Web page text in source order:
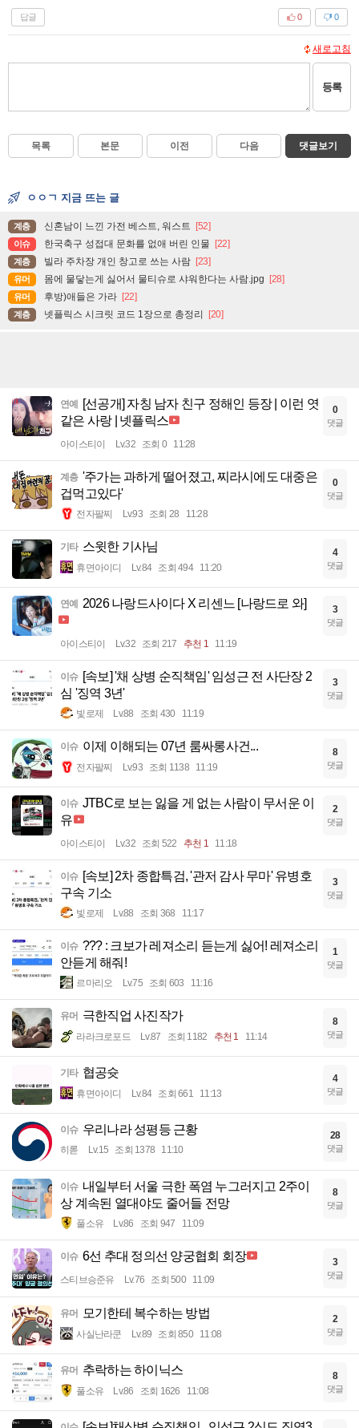
답글 0
0
새로고침
등록
목록 본문 이전 다음 댓글보기
ㅇㅇㄱ 지금 뜨는 글
계층 신혼남이 느낀 가전 베스트, 워스트 [52]
이슈 한국축구 성접대 문화를 없애 버린 인물 [22]
계층 빌라 주차장 개인 창고로 쓰는 사람 [23]
유머 몸에 물닿는게 싫어서 물티슈로 샤워한다는 사람.jpg [28]
유머 후방)애들은 가라 [22]
계층 넷플릭스 시크릿 코드 1장으로 총정리 [20]
연예 [선공개] 자칭 남자 친구 정해인 등장 | 이런 엿
같은 사랑 | 넷플릭스
아이스티이 Lv.32 조회 0 11:28
0
댓글
계층 '주가는 과하게 떨어졌고, 찌라시에도 대중은
겁먹고있다'
전자팔찌 Lv.93 조회 28 11:28
0
댓글
기타 스윗한 기사님
휴면아이디 Lv.84 조회 494 11:20
4
댓글
연예 2026 나랑드사이다 X 리센느 [나랑드로 와]
아이스티이 Lv.32 조회 217 추천 1 11:19
3
댓글
이슈 [속보] '채 상병 순직책임' 임성근 전 사단장 2
심 '징역 3년'
빛로제 Lv.88 조회 430 11:19
3
댓글
이슈 이제 이해되는 07년 룸싸롱사건...
전자팔찌 Lv.93 조회 1138 11:19
8
댓글
이슈 JTBC로 보는 잃을 게 없는 사람이 무서운 이
유
아이스티이 Lv.32 조회 522 추천 1 11:18
2
댓글
이슈 [속보] 2차 종합특검, '관저 감사 무마' 유병호
구속 기소
빛로제 Lv.88 조회 368 11:17
3
댓글
이슈 ??? : 크보가 레져소리 듣는게 싫어! 레져소리
안듣게 해줘!
르마리오 Lv.75 조회 603 11:16
1
댓글
유머 극한직업 사진작가
라라크로포드 Lv.87 조회 1182 추천 1 11:14
8
댓글
기타 협공슛
휴면아이디 Lv.84 조회 661 11:13
4
댓글
이슈 우리나라 성평등 근황
히롣 Lv.15 조회 1378 11:10
28
댓글
이슈 내일부터 서울 극한 폭염 누그러지고 2주이
상 계속된 열대야도 줄어들 전망
풀소유 Lv.86 조회 947 11:09
8
댓글
이슈 6선 추대 정의선 양궁협회 회장
스티브승준유 Lv.76 조회 500 11:09
3
댓글
유머 모기한테 복수하는 방법
사실난라쿤 Lv.89 조회 850 11:08
2
댓글
유머 추락하는 하이닉스
풀소유 Lv.86 조회 1626 11:08
8
댓글